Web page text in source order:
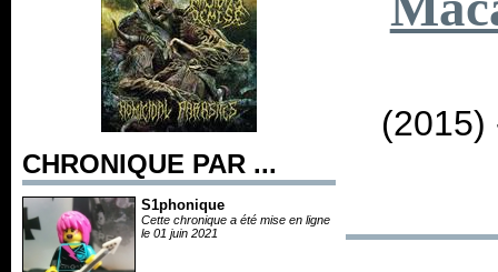
CHRONIQUE PAR ...
S1phonique
Cette chronique a été mise en ligne
le 01 juin 2021